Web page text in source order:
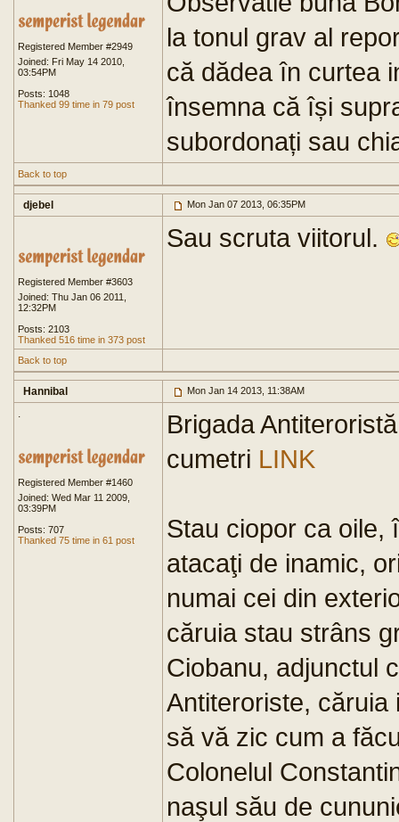
Registered Member #2949
Joined: Fri May 14 2010,
03:54PM
Posts: 1048
Thanked 99 time in 79 post
la tonul grav al
că dădea în curtea
însemna că își
subordonați sau
Back to top
djebel Mon Jan 07 2013, 06:35PM
Registered Member #3603
Joined: Thu Jan 06 2011,
12:32PM
Posts: 2103
Thanked 516 time in 373 post
Sau scruta viitorul.
Back to top
Hannibal Mon Jan 14 2013, 11:38AM
.
Registered Member #1460
Joined: Wed Mar 11 2009,
03:39PM
Posts: 707
Thanked 75 time in 61 post
Brigada
cumetri LINK
Stau ciopor ca oile,
atacaţi de inamic,
numai cei din
căruia stau strâns
Ciobanu, adjunctul
Antiteroriste, căruia
să vă zic cum a
Colonelul
naşul său de